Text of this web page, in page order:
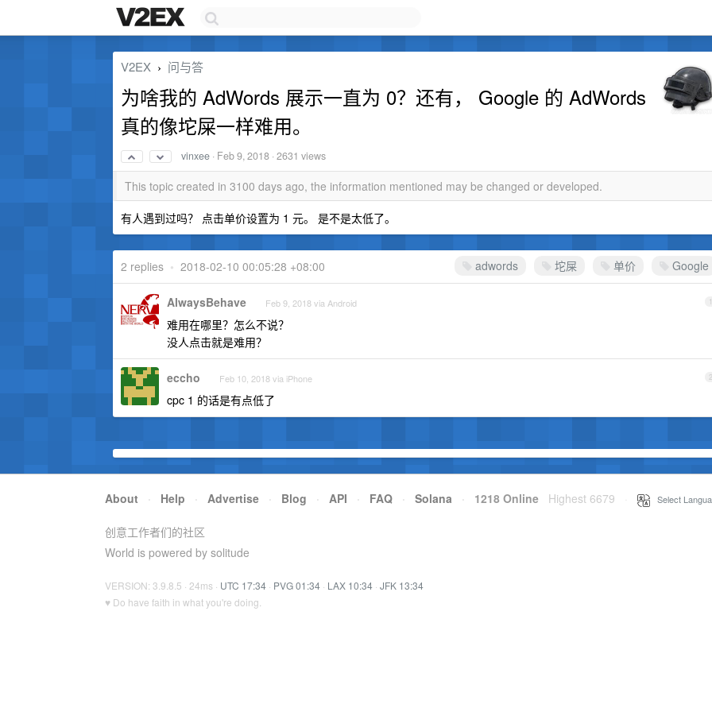
V2EX › 问与答
为啥我的 AdWords 展示一直为 0？还有， Google 的 AdWords
真的像坨屎一样难用。
vinxee · Feb 9, 2018 · 2631 views
This topic created in 3100 days ago, the information mentioned may be changed or developed.
有人遇到过吗？ 点击单价设置为 1 元。 是不是太低了。
adwords 坨屎 单价 Google
2 replies • 2018-02-10 00:05:28 +08:00
1
AlwaysBehave Feb 9, 2018 via Android
难用在哪里？怎么不说？
没人点击就是难用？
2
eccho Feb 10, 2018 via iPhone
cpc 1 的话是有点低了
About · Help · Advertise · Blog · API · FAQ · Solana · 1218 Online Highest 6679 Select
创意工作者们的社区
World is powered by solitude
VERSION: 3.9.8.5 · 24ms · UTC 17:34 · PVG 01:34 · LAX 10:34 · JFK 13:34
♥ Do have faith in what you're doing.